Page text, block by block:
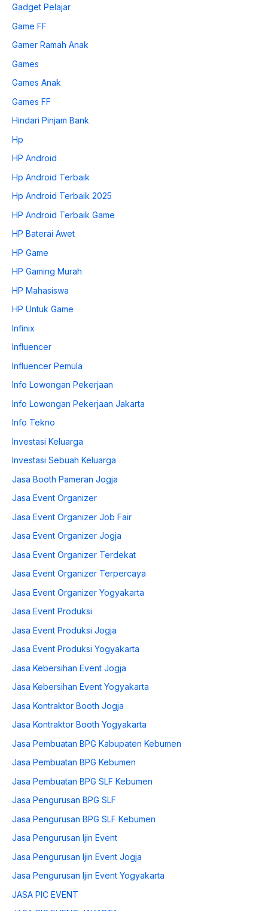
Gadget Pelajar
Game FF
Gamer Ramah Anak
Games
Games Anak
Games FF
Hindari Pinjam Bank
Hp
HP Android
Hp Android Terbaik
Hp Android Terbaik 2025
HP Android Terbaik Game
HP Baterai Awet
HP Game
HP Gaming Murah
HP Mahasiswa
HP Untuk Game
Infinix
Influencer
Influencer Pemula
Info Lowongan Pekerjaan
Info Lowongan Pekerjaan Jakarta
Info Tekno
Investasi Keluarga
Investasi Sebuah Keluarga
Jasa Booth Pameran Jogja
Jasa Event Organizer
Jasa Event Organizer Job Fair
Jasa Event Organizer Jogja
Jasa Event Organizer Terdekat
Jasa Event Organizer Terpercaya
Jasa Event Organizer Yogyakarta
Jasa Event Produksi
Jasa Event Produksi Jogja
Jasa Event Produksi Yogyakarta
Jasa Kebersihan Event Jogja
Jasa Kebersihan Event Yogyakarta
Jasa Kontraktor Booth Jogja
Jasa Kontraktor Booth Yogyakarta
Jasa Pembuatan BPG Kabupaten Kebumen
Jasa Pembuatan BPG Kebumen
Jasa Pembuatan BPG SLF Kebumen
Jasa Pengurusan BPG SLF
Jasa Pengurusan BPG SLF Kebumen
Jasa Pengurusan Ijin Event
Jasa Pengurusan Ijin Event Jogja
Jasa Pengurusan Ijin Event Yogyakarta
JASA PIC EVENT